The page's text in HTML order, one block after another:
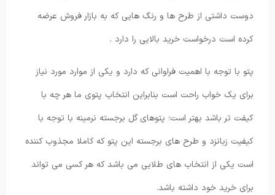
دوست داشتی از طرح ها و رنگ هایی که به بازار فروش عرضه
کرده است درخواست خرید بالایی را دارد .
پتو با توجه با اهمیت فراوانی که دارد و یکی از موارد مورد نیاز
برای یک خواب راحت است بنابراین انتخاب پتوی ما هر چه با
کیفت تر باشد بهتر است؛ پتوهای گل برجسته نرمینه با توجه با
کیفیت زبانزد و طرح های برجسته این پتو که کاملا مجذوب کننده
است یکی از انتخاب های طلایی می باشد که هر کسی می تواند
برای خرید خود داشته باشد.